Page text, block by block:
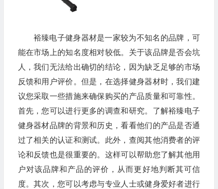
裕臻电子健身器材是一家较为不知名的品牌，可
能在市场上的知名度相对较低。关于该品牌是否会坑
人，我们无法给出确切的结论，因为缺乏足够的市场
反馈和用户评价。但是，在选择健身器材时，我们建
议您采取一些措施来确保购买的产品质量和可靠性。
首先，您可以进行更多的调查和研究。了解裕臻电子
健身器材品牌的背景和历史，看看他们的产品是否通
过了相关的认证和测试。此外，查阅其他消费者的评
论和反馈也是很重要的。这样可以帮助您了解其他用
户对该品牌和产品的评价，从而更好地判断其可信
度。其次，您可以考虑与专业人士或健身爱好者进行